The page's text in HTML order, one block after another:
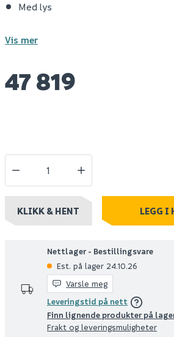
Med lys
Vis mer
47 819
KLIKK & HENT LEGG I
Nettlager - Bestillingsvare
Est. på lager 24.10.26
Varsle meg
Leveringstid på nett
Finn lignende produkter på
Frakt og leveringsmuligheter